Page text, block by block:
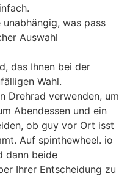
was pass
Auswahl
das Ihnen bei der
Wahl.
Drehrad verwenden, um
Abendessen und ein
ob guy vor Ort isst
Auf spinthewheel. io
dann beide
Ihrer Entscheidung zu